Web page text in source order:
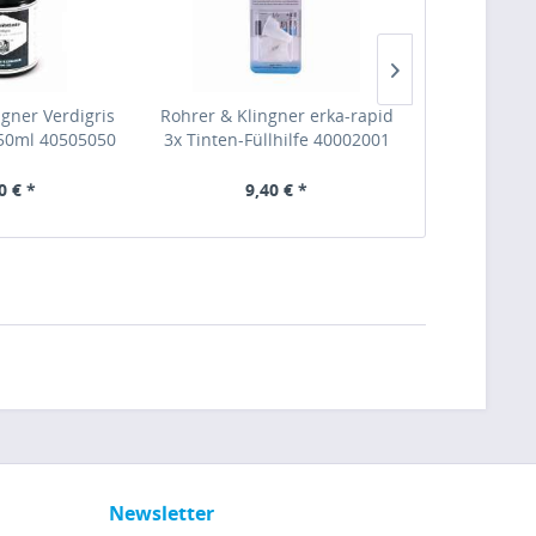
Verdigris
40505050
€ *
Rohrer & Klingner erka-rapid
3x Tinten-Füllhilfe 40002001
9,40 € *
Newsletter